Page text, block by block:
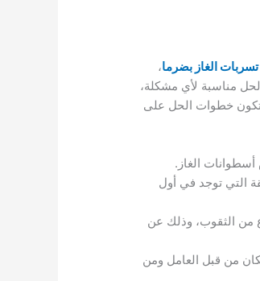
الغاز بضرما،
مناسبة لأي مشكلة،
خطوات الحل على
الغاز.
التي توجد في أول
من الثقوب، وذلك عن
من قبل العامل ومن